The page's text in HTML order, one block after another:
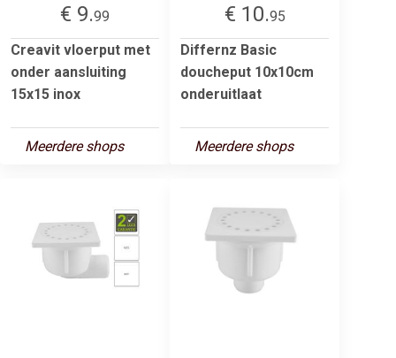
€ 9.99
Creavit vloerput met
onder aansluiting
15x15 inox
Meerdere shops
€ 10.95
Differnz Basic
doucheput 10x10cm
onderuitlaat
Meerdere shops